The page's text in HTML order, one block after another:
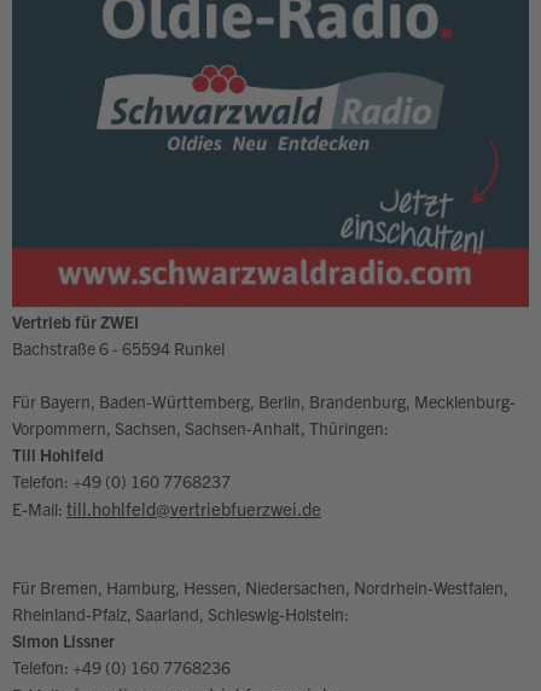
Vertrieb für ZWEI
Bachstraße 6 - 65594 Runkel
Für Bayern, Baden-Württemberg, Berlin, Brandenburg, Mecklenburg-
Vorpommern, Sachsen, Sachsen-Anhalt, Thüringen:
Till Hohlfeld
Telefon: +49 (0) 160 7768237
E-Mail: till.hohlfeld@vertriebfuerzwei.de
Für Bremen, Hamburg, Hessen, Niedersachen, Nordrhein-Westfalen,
Rheinland-Pfalz, Saarland, Schleswig-Holstein:
Simon Lissner
Telefon: +49 (0) 160 7768236